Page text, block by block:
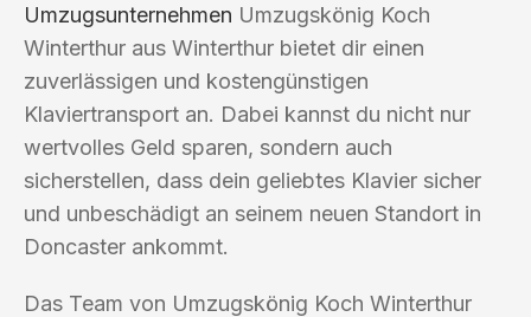
Umzugsunternehmen Umzugskönig Koch
Winterthur aus Winterthur bietet dir einen
zuverlässigen und kostengünstigen
Klaviertransport an. Dabei kannst du nicht nur
wertvolles Geld sparen, sondern auch
sicherstellen, dass dein geliebtes Klavier sicher
und unbeschädigt an seinem neuen Standort in
Doncaster ankommt.
Das Team von Umzugskönig Koch Winterthur